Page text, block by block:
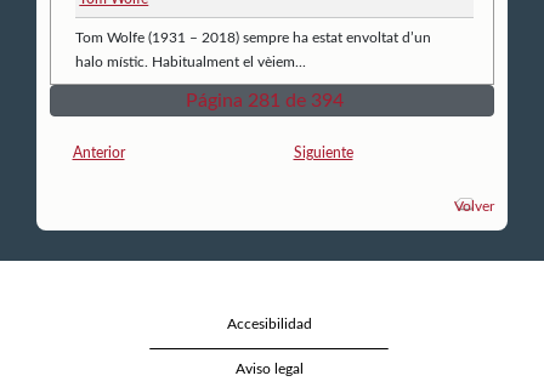
Tom Wolfe (1931 – 2018) sempre ha estat envoltat d’un
halo místic. Habitualment el vèiem...
Página 281 de 394
Anterior Siguiente
Volver
Accesibilidad
Aviso legal